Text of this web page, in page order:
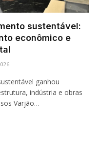
sustentável:
econômico e
ganhou
indústria e obras
Varjão…